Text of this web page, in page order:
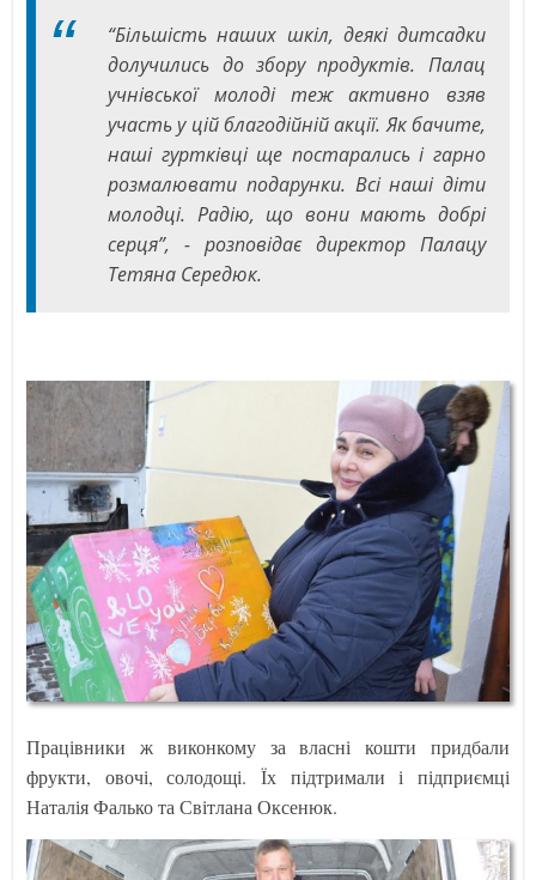
“Більшість наших шкіл, деякі дитсадки
долучились до збору продуктів. Палац
учнівської молоді теж активно взяв
участь у цій благодійній акції. Як бачите,
наші гуртківці ще постарались і гарно
розмалювати подарунки. Всі наші діти
молодці. Радію, що вони мають добрі
серця”, - розповідає директор Палацу
Тетяна Середюк.
Працівники ж виконкому за власні кошти придбали
фрукти, овочі, солодощі. Їх підтримали і підприємці
Наталія Фалько та Світлана Оксенюк.